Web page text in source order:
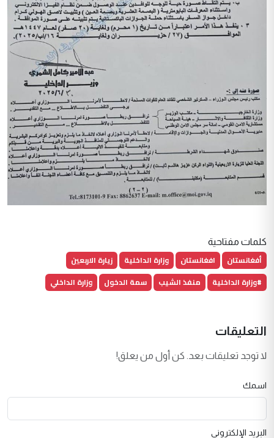
كلمات مفتاحية
أفغانستان افغانستان وزارة الداخلية
زيارة الاربعين
#وزارة الداخلية
منفذ الشيب سمة الدخول وزارة الداخلي
التعليقات
لا توجد تعليقات بعد. كن أول من يعلق!
اسمك
البريد الإلكتروني